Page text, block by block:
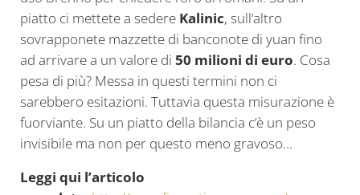
piatto ci mettete a sedere Kalinic, sull’altro
sovrapponete mazzette di banconote di yuan fino
ad arrivare a un valore di 50 milioni di euro. Cosa
pesa di più? Messa in questi termini non ci
sarebbero esitazioni. Tuttavia questa misurazione è
fuorviante. Su un piatto della bilancia c’è un peso
invisibile ma non per questo meno gravoso…
Leggi qui l’articolo